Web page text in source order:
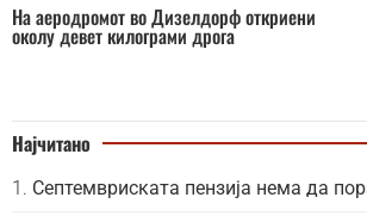
На аеродромот во Дизелдорф откриени
околу девет килограми дрога
Најчитано
Септемвриската пензија нема да